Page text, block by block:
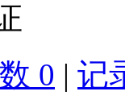
0 | 记